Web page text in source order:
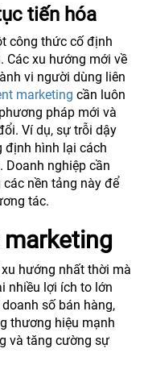
tiến hóa
công thức cố định
Các xu hướng mới về
vi người dùng liên
marketing cần luôn
pháp mới và
Ví dụ, sự trỗi dậy
định hình lại cách
Doanh nghiệp cần
nền tảng này để
tác.
hướng nhất thời mà
nhiều lợi ích to lớn
số bán hàng,
thương hiệu mạnh
và tăng cường sự